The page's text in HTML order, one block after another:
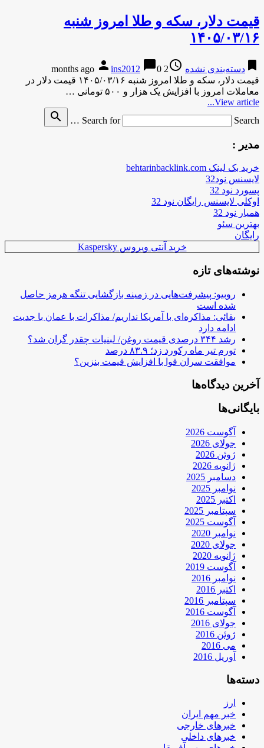
قیمت دلار، سکه و طلا امروز شنبه
۱۴۰۵/۰۳/۱۶
bookmark دسته‌بندی نشده access_time
2 months ago
person ins2012 chat_bubble0
قیمت دلار، سکه و طلا امروز شنبه ۱۴۰۵/۰۳/۱۶ قیمت دلار در
معاملات امروز با افزایش یک هزار و ۵۰۰ تومانی …
View article...
Search for
Search …
search
مدیر :
خرید بک لینک behtarinbacklink.com
لایسنس نود32
پسورد نود 32
اوکلی لایسنس رایگان نود 32
همیار نود 32
بهترین سئو
رایگان
خرید آنتی ویروس Kaspersky
نوشته‌های تازه
روبیو: پیشرفت‌هایی در زمینه بازگشایی تنگه هرمز حاصل
شده است
بقائی: مذاکره‌ای با آمریکا نداریم/ مذاکرات با عمان با جدیت
ادامه دارد
رشد ۳۴۴ درصدی قیمت روغن/ لبنیات چقدر گران شد؟
تورم تیر ماه رکورد زد؛ ۸۳.۹ درصد
موافقت سران قوا با افزایش قیمت بنزین؟
آخرین دیدگاه‌ها
بایگانی‌ها
آگوست 2026
جولای 2026
ژوئن 2026
ژانویه 2026
دسامبر 2025
نوامبر 2025
اکتبر 2025
سپتامبر 2025
آگوست 2025
نوامبر 2020
جولای 2020
ژانویه 2020
آگوست 2019
نوامبر 2016
اکتبر 2016
سپتامبر 2016
آگوست 2016
جولای 2016
ژوئن 2016
می 2016
آوریل 2016
دسته‌ها
ارز
خبر مهم ایران
خبرهای خارجی
خبرهای داخلی